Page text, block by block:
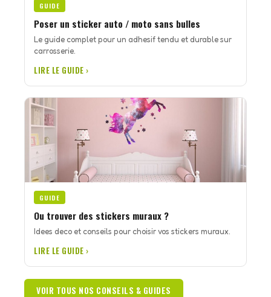
GUIDE
Poser un sticker auto / moto sans bulles
Le guide complet pour un adhesif tendu et durable sur
carrosserie.
LIRE LE GUIDE ›
GUIDE
Ou trouver des stickers muraux ?
Idees deco et conseils pour choisir vos stickers muraux.
LIRE LE GUIDE ›
VOIR TOUS NOS CONSEILS & GUIDES